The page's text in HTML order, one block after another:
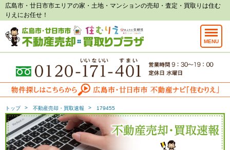
広島市・廿日市市エリアの家・土地・マンションの売却・査定・買取りは住む
りえにお任せ！
MENU
トップ 不動産売却・買取速報 179455